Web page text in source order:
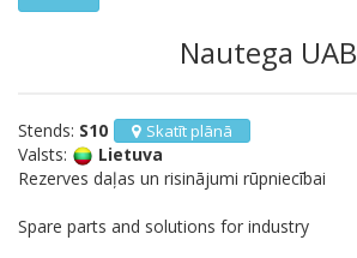
Nautega UAB
Stends: S10 Skatīt plānā
Valsts:
Lietuva
Rezerves daļas un risinājumi rūpniecībai
Spare parts and solutions for industry